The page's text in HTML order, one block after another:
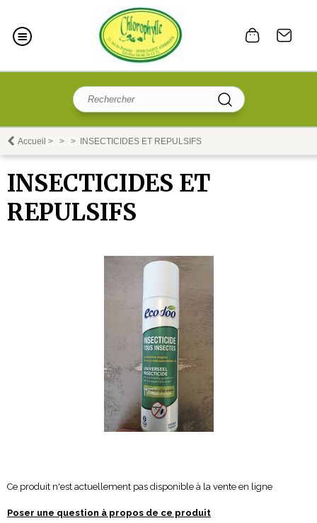
Accueil > > > INSECTICIDES ET REPULSIFS
INSECTICIDES ET
REPULSIFS
Ce produit n'est actuellement pas disponible à la vente en ligne
Poser une question à propos de ce produit